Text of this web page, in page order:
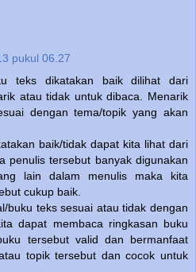
pukul 06.27
teks dikatakan baik dilihat dari
atau tidak untuk dibaca. Menarik
dengan tema/topik yang akan
baik/tidak dapat kita lihat dari
penulis tersebut banyak digunakan
lain dalam menulis maka kita
cukup baik.
buku teks sesuai atau tidak dengan
dapat membaca ringkasan buku
tersebut valid dan bermanfaat
topik tersebut dan cocok untuk